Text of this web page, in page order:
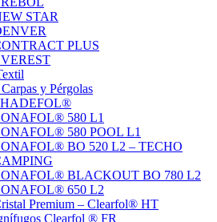
STAR
PLUS
y Pérgolas
580 L1
580 POOL L1
BO 520 L2 – TECHO
BLACKOUT BO 780 L2
650 L2
Premium – Clearfol® HT
Clearfol ® FR